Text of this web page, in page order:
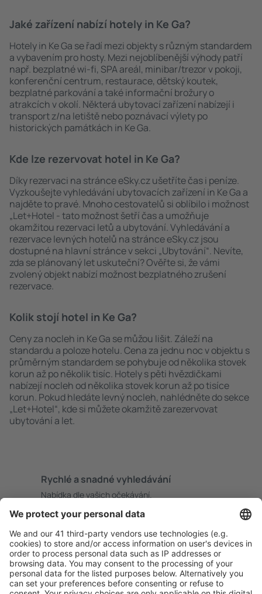
Jaké zařízení nabízí hotely in Ke Ga?
Hotely in Ke Ga se řadí mezi objekty s různým standardem
a vybavením pro hosty. Mezi nejoblíbenější výhody patří
např. bezplatné wi-fi, SPA areál, minibar/trezor v pokoji,
konferenční centrum, restaurace, dětský koutek,
bezplatné parkování a také informační brožury o
atrakcích v okolí. Některá ubytovací zařízení nabízejí i
transport z/na letiště nebo poznávací výlety po
historických památkách in Ke Ga.
Kde lze rezervovat hotel in Ke Ga?
Díky rezervaci na stránce eSky.cz ušetříte čas i peníze.
Vyzkoušejte vyhledávání ubytovacích zařízení in Ke Ga a
najděte to pravé. Mnoho cestovatelů si oblíbilo i možnost
„Let+Hotel - tato možnost šetří čas a umožňuje
okamžitou rezervaci letů a ubytování. Vyhledávání a
rezervace levných hotelů na stránce eSky.cz jsou
dostupné na hlavní stránce v sekci „Ubytování“. Nevíte,
zda se plánovaný let uskuteční? Ověřte si, že vámi
zvolený objekt nabízí možnost bezplatného zrušení
rezervace.
Kolik stojí hotel in Ke Ga?
Ceny za nocleh in Ke Ga se můžou lišit. Záleží na
standardu a poloze hotelu. Cena za jednu noc v objektu s
průměrným standardem se pohybuje od několika stovek
korun až po několik tisíc. Hotely s pěti hvězdičkami
nabízejí nocleh od několika stovek korun až po tisíce
korun. Pokud hledáte levný nocleh, nahlédněte do sekce
„Let+Hotel“, kde si můžete okamžitě zarezervovat
ubytování a let.
Rychlé a snadné vyhledávání
Nabídka dle vašich očekávání.
Pečlivé plánování
Bezproblémová rezervace s možností bezplatného
zrušení.
S námi ušetříte